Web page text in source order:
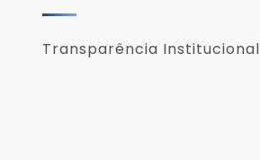
Transparência Institucional